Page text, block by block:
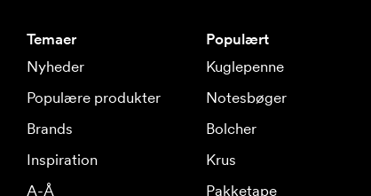
Temaer
Nyheder
Populære produkter
Brands
Inspiration
A-Å
Populært
Kuglepenne
Notesbøger
Bolcher
Krus
Pakketape